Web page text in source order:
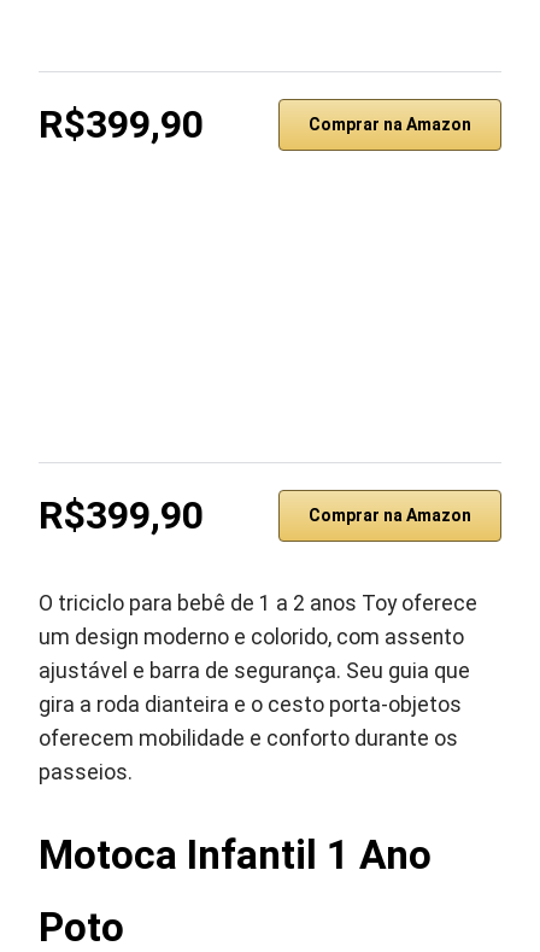
R$399,90 Comprar na Amazon
R$399,90 Comprar na Amazon
O triciclo para bebê de 1 a 2 anos Toy oferece
um design moderno e colorido, com assento
ajustável e barra de segurança. Seu guia que
gira a roda dianteira e o cesto porta-objetos
oferecem mobilidade e conforto durante os
passeios.
Motoca Infantil 1 Ano
Poto